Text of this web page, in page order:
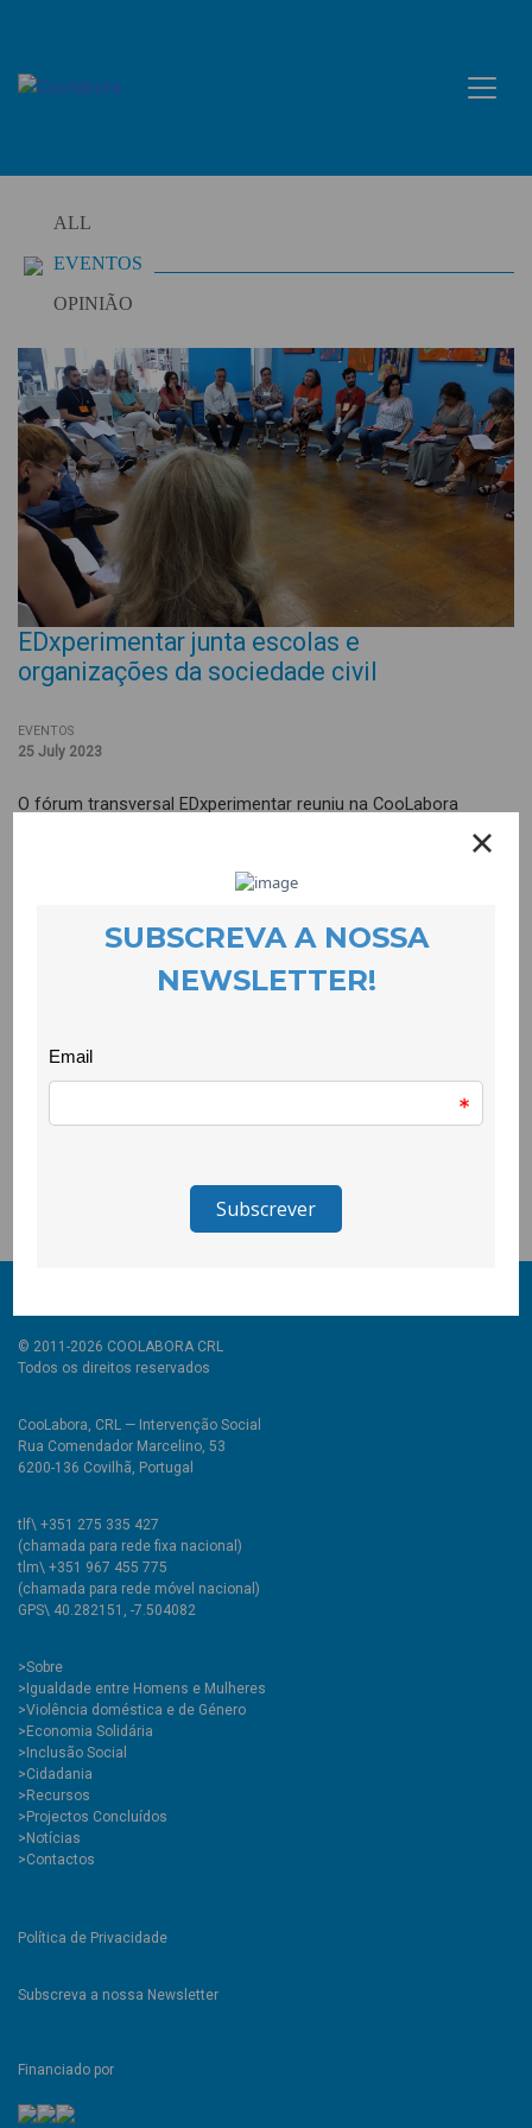
content
ALL
EVENTOS
OPINIÃO
EDxperimentar junta escolas e
organizações da sociedade civil
EVENTOS
25 July 2023
O fórum transversal EDxperimentar reuniu na CooLabora
docentes e organizações da sociedade civil que partilharam e
reflectiram sobre experiências de educação para a cidadania
A partir de olhares distintos, nomeadamente de escolas e de
experiências. Houve ainda tempo para identificarmos linhas de
relevantes no âmbito da educação para a cidadania.
Este encontro fez parte do projecto EDxperimentar,
© 2011-2026 COOLABORA CRL
Todos os direitos reservados
CooLabora, CRL — Intervenção Social
Rua Comendador Marcelino, 53
6200-136 Covilhã, Portugal
tlf\ +351 275 335 427
(chamada para rede fixa nacional)
tlm\ +351 967 455 775
(chamada para rede móvel nacional)
GPS\ 40.282151, -7.504082
>Sobre
>Igualdade entre Homens e Mulheres
>Violência doméstica e de Género
>Economia Solidária
>Inclusão Social
>Cidadania
>Recursos
>Projectos Concluídos
>Notícias
>Contactos
Política de Privacidade
Subscreva a nossa Newsletter
Financiado por